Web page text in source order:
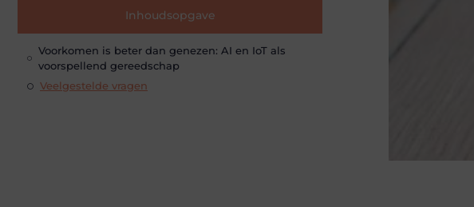
Inhoudsopgave
Voorkomen is beter dan genezen: AI en IoT als
voorspellend gereedschap
Veelgestelde vragen